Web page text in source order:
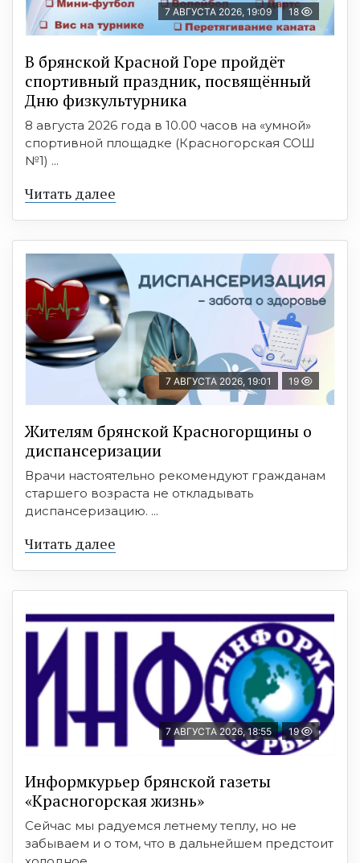
7 АВГУСТА 2026, 19:09 18
В брянской Красной Горе пройдёт
спортивный праздник, посвящённый
Дню физкультурника
8 августа 2026 года в 10.00 часов на «умной»
спортивной площадке (Красногорская СОШ
№1) ...
Читать далее
7 АВГУСТА 2026, 19:01 19
Жителям брянской Красногорщины о
диспансеризации
Врачи настоятельно рекомендуют гражданам
старшего возраста не откладывать
диспансеризацию. ...
Читать далее
7 АВГУСТА 2026, 18:55 19
Информкурьер брянской газеты
«Красногорская жизнь»
Сейчас мы радуемся летнему теплу, но не
забываем и о том, что в дальнейшем предстоит